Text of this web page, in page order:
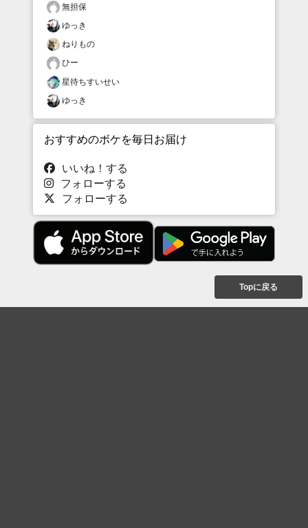
無担保
ゆっき
ねりもの
ひー
星待ちすいせい
ゆっき
おすすめのボケを毎日お届け
いいね！する
フォローする
フォローする
Topに戻る